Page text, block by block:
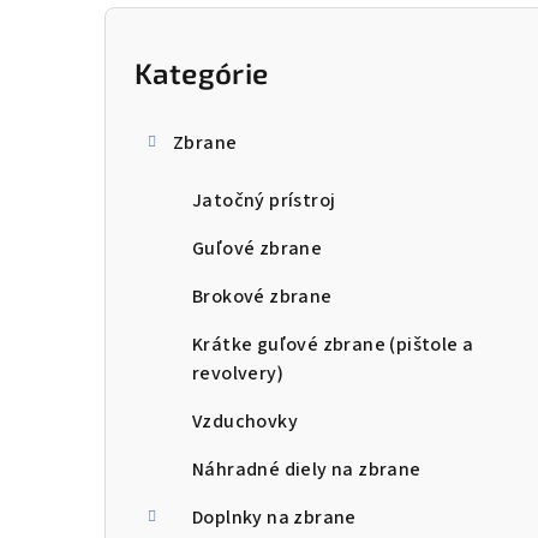
B
Preskočiť
kategórie
Kategórie
Zbrane
Jatočný prístroj
Guľové zbrane
Brokové zbrane
Krátke guľové zbrane (pištole a
revolvery)
Vzduchovky
Náhradné diely na zbrane
Doplnky na zbrane